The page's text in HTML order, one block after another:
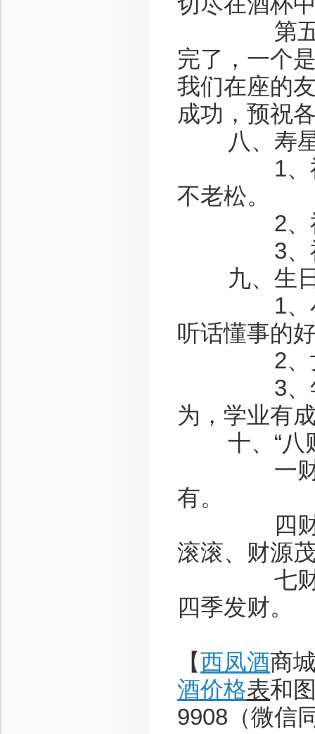
第五杯“
完了，一个
我们在座的
成功，预祝
八、寿
1、祝愿
不老松。
2、祝愿
3、祝愿
九、生
1、小朋
听话懂事的
2、女士
3、年青
为，学业有
十、“八
一财、二
有。
四财、五
滚滚、财源
七财、八
四季发财。
【西凤酒商
酒价格表和
9908（微信